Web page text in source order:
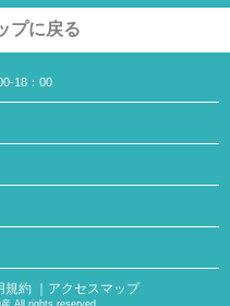
プに戻る
18：00
規約 ｜アクセスマップ